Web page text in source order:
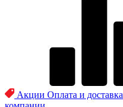
Акции Оплата и доставка